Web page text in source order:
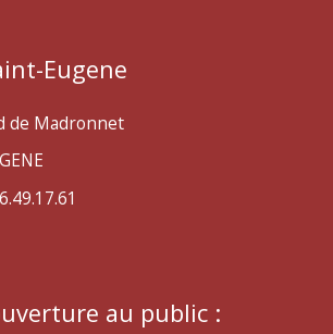
Eugene
de Madronnet
au public :